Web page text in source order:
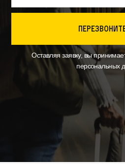
Оставляя заявку, вы
персональных